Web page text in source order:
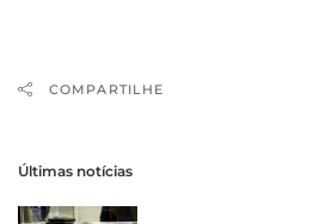
Gilberto Martin (PMDB)
estabelecida,…
COMPARTILHE
Últimas notícias